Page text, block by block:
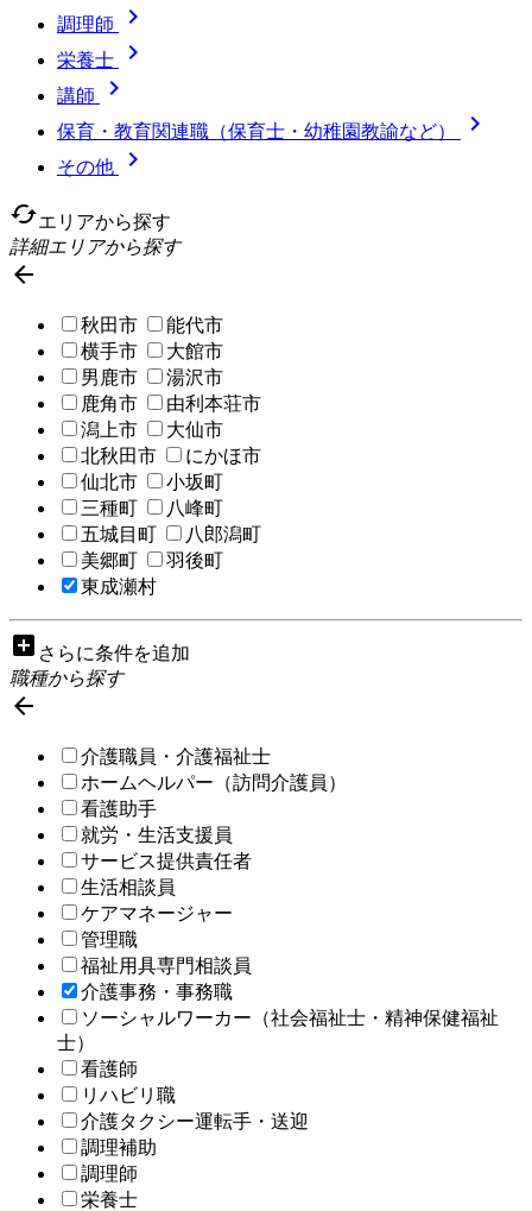
調理師 
栄養士 
講師 
保育・教育関連職（保育士・幼稚園教諭など） 
その他

cachedエリアから探す
詳細エリアから探す

秋田市
能代市
横手市
大館市
男鹿市
湯沢市
鹿角市
由利本荘市
潟上市
大仙市
北秋田市
にかほ市
仙北市
小坂町
三種町
八峰町
五城目町
八郎潟町
美郷町
羽後町
東成瀬村
add_box さらに条件を追加
職種から探す

介護職員・介護福祉士
ホームヘルパー（訪問介護員）
看護助手
就労・生活支援員
サービス提供責任者
生活相談員
ケアマネージャー
管理職
福祉用具専門相談員
介護事務・事務職
ソーシャルワーカー（社会福祉士・精神保健福祉
士）
看護師
リハビリ職
介護タクシー運転手・送迎
調理補助
調理師
栄養士